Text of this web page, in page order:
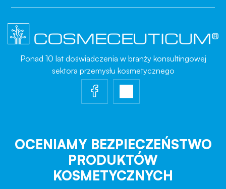
Ponad 10 lat doświadczenia w branży konsultingowej
sektora przemysłu kosmetycznego
OCENIAMY BEZPIECZEŃSTWO
PRODUKTÓW
KOSMETYCZNYCH